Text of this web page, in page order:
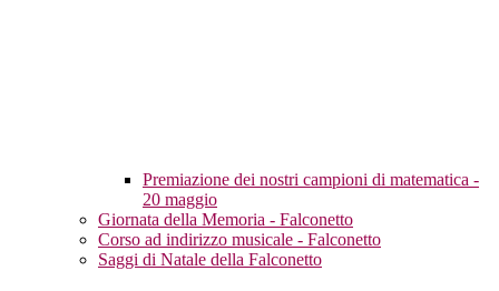
Premiazione dei nostri campioni di matematica -
20 maggio
Giornata della Memoria - Falconetto
Corso ad indirizzo musicale - Falconetto
Saggi di Natale della Falconetto